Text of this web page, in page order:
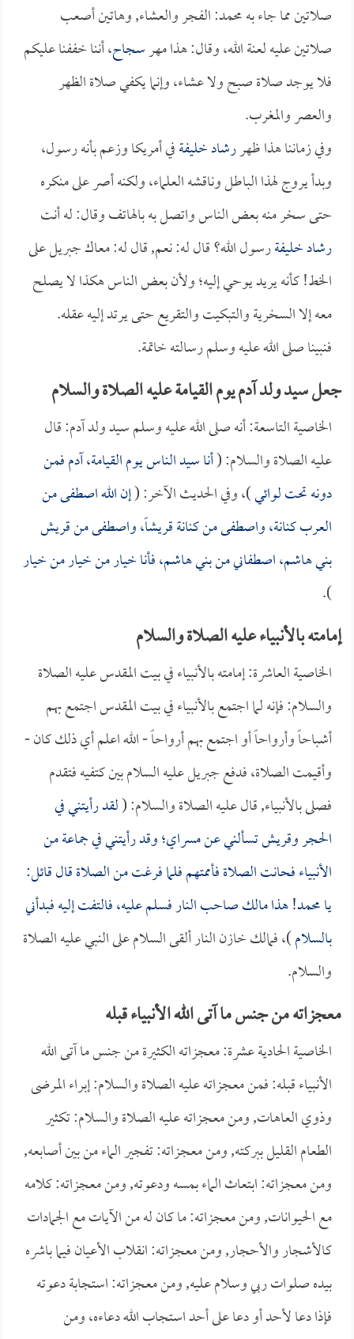
صلاتين مما جاء به محمد: الفجر والعشاء, وهاتين أصعب
صلاتين عليه لعنة الله، وقال: هذا مهرسجاح، أننا خففنا عليكم
فلا يوجد صلاة صبح ولا عشاء، وإنما يكفي صلاة الظهر
والعصر والمغرب.
وفي زماننا هذا ظهررشاد خليفةفي أمريكا وزعم بأنه رسول،
وبدأ يروج لهذا الباطل وناقشه العلماء، ولكنه أصر على منكره
حتى سخر منه بعض الناس واتصل به بالهاتف وقال: له أنت
رشاد خليفةرسول الله؟ قال له: نعم, قال له: معاك جبريل على
الخط! كأنه يريد يوحي إليه؛ ولأن بعض الناس هكذا لا يصلح
معه إلا السخرية والتبكيت والتقريع حتى يرتد إليه عقله.
فنبينا صلى الله عليه وسلم رسالته خاتمة.
جعل سيد ولد آدم يوم القيامة عليه الصلاة والسلام
الخاصية التاسعة: أنه صلى الله عليه وسلم سيد ولد آدم: قال
عليه الصلاة والسلام: (أنا سيد الناس يوم القيامة، آدم فمن
دونه تحت لوائي)، وفي الحديث الآخر: (إن الله اصطفى من
العرب كنانة، واصطفى من كنانة قريشاً، واصطفى من قريش
بني هاشم، اصطفاني من بني هاشم، فأنا خيار من خيار من خيار
).
إمامته بالأنبياء عليه الصلاة والسلام
الخاصية العاشرة: إمامته بالأنبياء في بيت المقدس عليه الصلاة
والسلام: فإنه لما اجتمع بالأنبياء في بيت المقدس اجتمع بهم
أشباحاً وأرواحاً أو اجتمع بهم أرواحاً - الله اعلم أي ذلك كان -
وأقيمت الصلاة، فدفع جبريل عليه السلام بين كتفيه فتقدم
فصلى بالأنبياء, قال عليه الصلاة والسلام: (لقد رأيتني في
الحجر وقريش تسألني عن مسراي؛ وقد رأيتني في جماعة من
الأنبياء فحانت الصلاة فأممتهم فلما فرغت من الصلاة قال قائل:
يا محمد! هذا مالك صاحب النار فسلم عليه، فالتفت إليه فبدأني
بالسلام)، فمالك خازن النار ألقى السلام على النبي عليه الصلاة
والسلام.
معجزاته من جنس ما آتى الله الأنبياء قبله
الخاصية الحادية عشرة: معجزاته الكثيرة من جنس ما آتى الله
الأنبياء قبله: فمن معجزاته عليه الصلاة والسلام: إبراء المرضى
وذوي العاهات, ومن معجزاته عليه الصلاة والسلام: تكثير
الطعام القليل ببركته, ومن معجزاته: تفجير الماء من بين أصابعه,
ومن معجزاته: ابتعاث الماء بمسه ودعوته, ومن معجزاته: كلامه
مع الحيوانات, ومن معجزاته: ما كان له من الآيات مع الجمادات
كالأشجار والأحجار, ومن معجزاته: انقلاب الأعيان فيما باشره
بيده صلوات ربي وسلام عليه, ومن معجزاته: استجابة دعوته
فإذا دعا لأحد أو دعا على أحد استجاب الله دعاءه، ومن